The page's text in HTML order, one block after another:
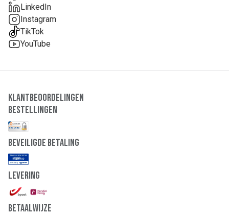
LinkedIn
Instagram
TikTok
YouTube
Klantbeoordelingen
Bestellingen
Beveiligde Betaling
Levering
Betaalwijze